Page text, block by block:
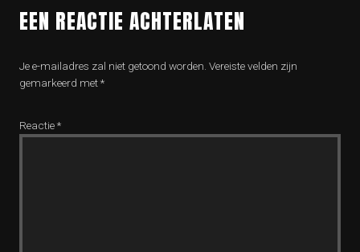
EEN REACTIE ACHTERLATEN
Je e-mailadres zal niet getoond worden. Vereiste velden zijn
gemarkeerd met*
Reactie*